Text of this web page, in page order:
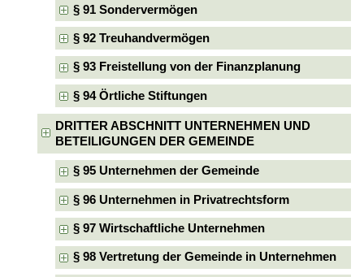
§ 91 Sondervermögen
§ 92 Treuhandvermögen
§ 93 Freistellung von der Finanzplanung
§ 94 Örtliche Stiftungen
DRITTER ABSCHNITT UNTERNEHMEN UND
BETEILIGUNGEN DER GEMEINDE
§ 95 Unternehmen der Gemeinde
§ 96 Unternehmen in Privatrechtsform
§ 97 Wirtschaftliche Unternehmen
§ 98 Vertretung der Gemeinde in Unternehmen